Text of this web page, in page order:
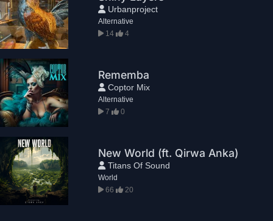
Urbanproject
Alternative
14
4
Rememba
Coptor Mix
Alternative
7
0
New World (ft. Qirwa Anka)
Titans Of Sound
World
66
20